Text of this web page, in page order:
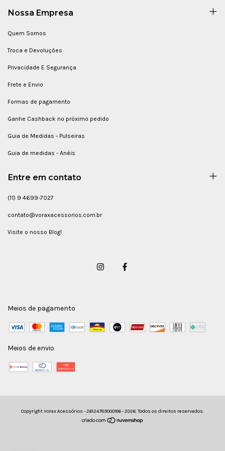
Nossa Empresa
Quem Somos
Troca e Devoluções
Privacidade E Segurança
Frete e Envio
Formas de pagamento
Ganhe Cashback no próximo pedido
Guia de Medidas - Pulseiras
Guia de medidas - Anéis
Entre em contato
(11) 9 4699-7027
contato@voraxacessorios.com.br
Visite o nosso Blog!
Meios de pagamento
Meios de envio
Copyright Vorax Acessórios - 26124789000186 - 2026. Todos os direitos reservados.